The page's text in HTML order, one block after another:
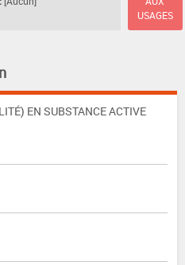
USAGES
EN SUBSTANCE ACTIVE